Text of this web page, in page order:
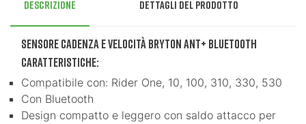
Descrizione Dettagli del prodotto
Sensore Cadenza e Velocità Bryton ANT+ Bluetooth
Caratteristiche:
Compatibile con: Rider One, 10, 100, 310, 330, 530
Con Bluetooth
Design compatto e leggero con saldo attacco per